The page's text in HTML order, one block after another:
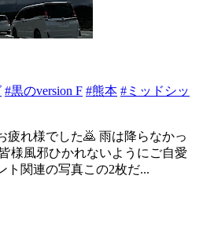
#黒のversion F #熊本 #ミッドシッ
疲れ様でした🙇 雨は降らなかっ
様風邪ひかれないようにご自愛
ト関連の写真この2枚だ...